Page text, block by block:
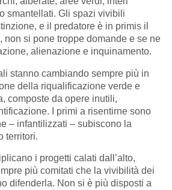
smantellati. Gli spazi vivibili
e il predatore è in primis il
non si pone troppe domande e se ne
alienazione e inquinamento.
stanno cambiando sempre più in
della riqualificazione verde e
composte da opere inutili,
I primi a risentirne sono
– infantilizzati – subiscono la
territori.
i progetti calati dall’alto,
più comitati che la vivibilità dei
difenderla. Non si è più disposti a